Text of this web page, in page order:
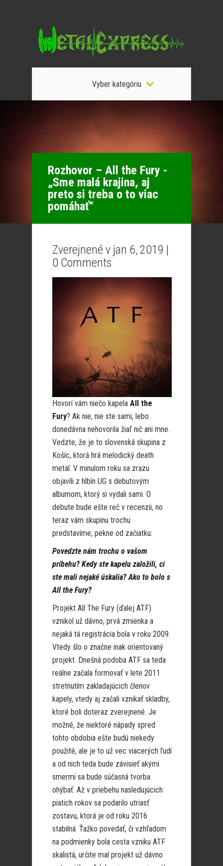
Vyber kategóriu
Rozhovor – All the Fury -
„Sme malá krajina, aj
preto si treba o to viac
pomáhať“
Zverejnené v jan 6, 2019 |
0 Comments
Hovorí vám niečo kapela All the
Fury? Ak nie, nie ste sami, lebo
donedávna nehovorila žiaľ nič ani mne.
Vedzte, že je to slovenská skupina z
Košíc, ktorá hrá melodický death
metal. V minulom roku sa zrazu
objavili z hlbín UG s debutovým
albumom, ktorý si vydali sami. O
debute bude ešte reč v recenzii, no
teraz vám skupinu trochu
predstavíme, pekne od začiatku:
Povedzte nám trochu o vašom
príbehu? Kedy ste kapelu založili, ci
ste mali nejaké úskalia? Ako to bolo s
All the Fury?
Projekt All The Fury (ďalej ATF)
vznikol už dávno, prvá zmienka a
nejaká tá registrácia bola v roku 2009.
Vtedy šlo o značne inak orientovaný
projekt. Dnešná podoba ATF sa teda
reálne začala formovať v lete 2011
stretnutím zakladajúcich členov
kapely, vtedy aj začali vznikať skladby,
ktoré boli doteraz zverejnené. Je
možné, že niektoré nápady spred
tohto obdobia ešte budú niekedy
použité, ale je to už vec viacerých ľudí
a od nich teda bude závisieť akými
smermi sa bude súčasná tvorba
ohýbať. Až v priebehu nasledujúcich
piatich rokov sa podarilo utriasť
zostavu, ktorá je od roku 2016
stabilná. Ťažko povedať, či vzhľadom
na podmienky bola cesta vzniku ATF
skalistá, určite mal projekt už dávno